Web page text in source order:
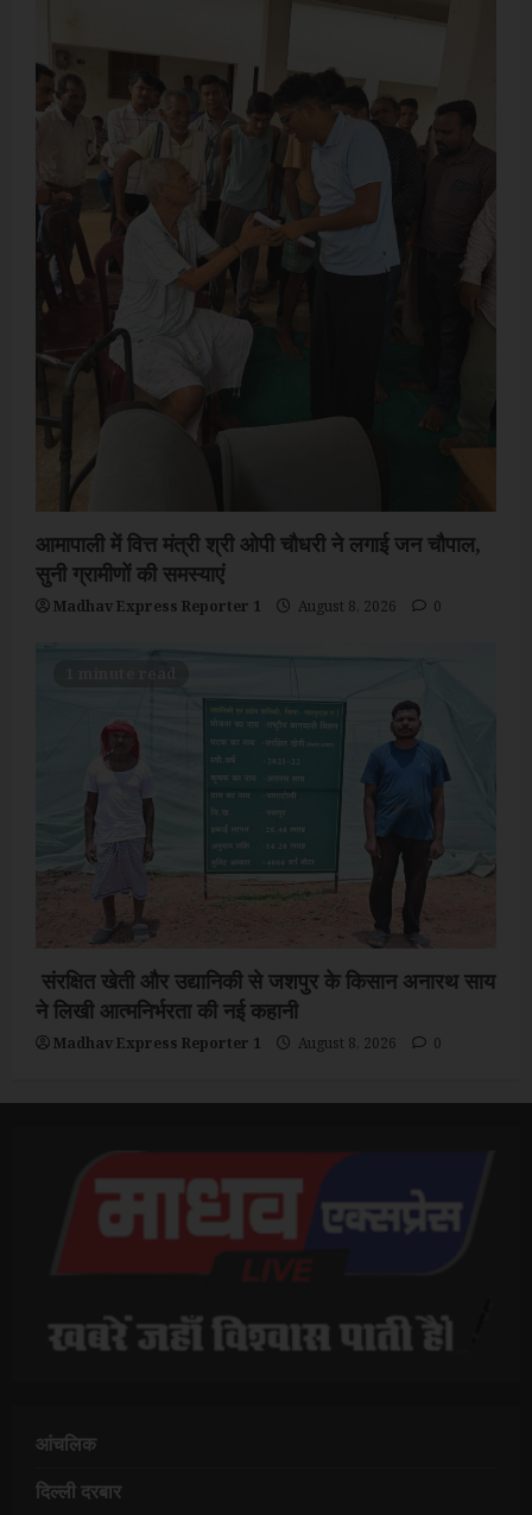
आमापाली में वित्त मंत्री श्री ओपी चौधरी ने लगाई जन चौपाल,
सुनी ग्रामीणों की समस्याएं
Madhav Express Reporter 1 August 8, 2026 0
संरक्षित खेती और उद्यानिकी से जशपुर के किसान अनारथ साय
ने लिखी आत्मनिर्भरता की नई कहानी
Madhav Express Reporter 1 August 8, 2026 0
आंचलिक
दिल्ली दरबार